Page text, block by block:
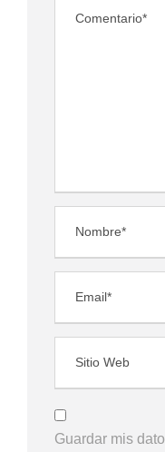
Guardar mis